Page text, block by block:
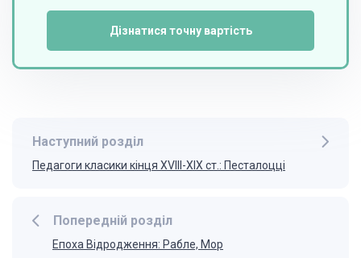
Дізнатися точну вартість
Попередній розділ
Епоха Відродження: Рабле, Мор
Наступний розділ
Педагоги класики кінця XVIII-XIX ст.: Песталоцці